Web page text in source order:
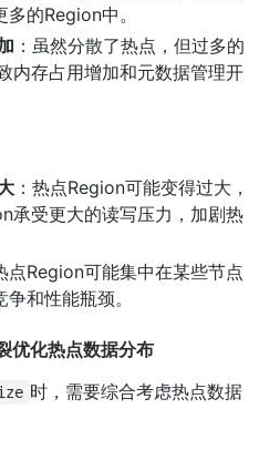
的Region中。
：虽然分散了热点，但过多的
内存占用增加和元数据管理开
：热点Region可能变得过大，
承受更大的读写压力，加剧热
点Region可能集中在某些节点
和性能瓶颈。
优化热点数据分布
时，需要综合考虑热点数据